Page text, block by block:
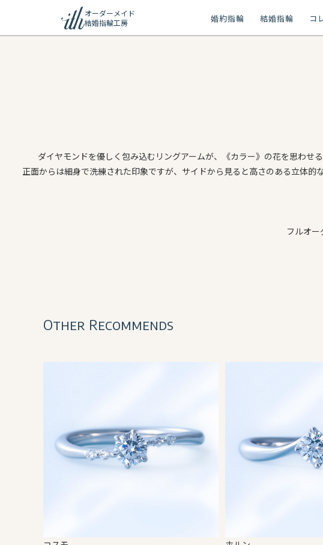
オーダーメイド
結婚指輪工房
婚約指輪 結婚指輪 コ
ダイヤモンドを優しく包み込むリングアームが、《カラー》の花を思わせ
正面からは細身で洗練された印象ですが、サイドから見ると高さのある立体的
フルオー
Other Recommends